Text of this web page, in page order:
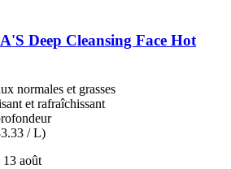
Deep Cleansing Face Hot
normales et grasses
et rafraîchissant
/ L)
août